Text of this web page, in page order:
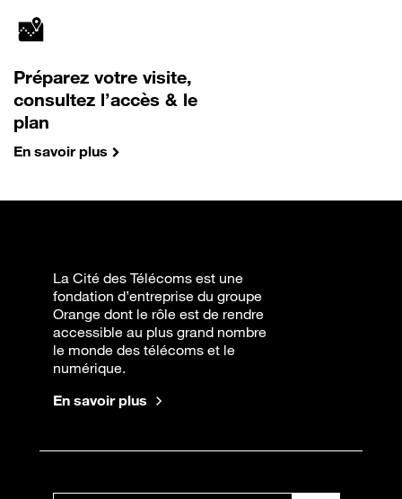
Préparez votre visite,
consultez l’accès & le
plan
En savoir plus
La Cité des Télécoms est une
fondation d’entreprise du groupe
Orange dont le rôle est de rendre
accessible au plus grand nombre
le monde des télécoms et le
numérique.
En savoir plus